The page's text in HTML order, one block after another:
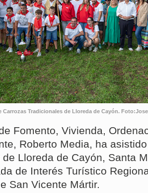
Carrozas Tradicionales de Lloreda de Cayón.
Fomento, Vivienda,
Roberto Media, ha
Lloreda de Cayón, Santa
de Interés Turístico
San Vicente Mártir.